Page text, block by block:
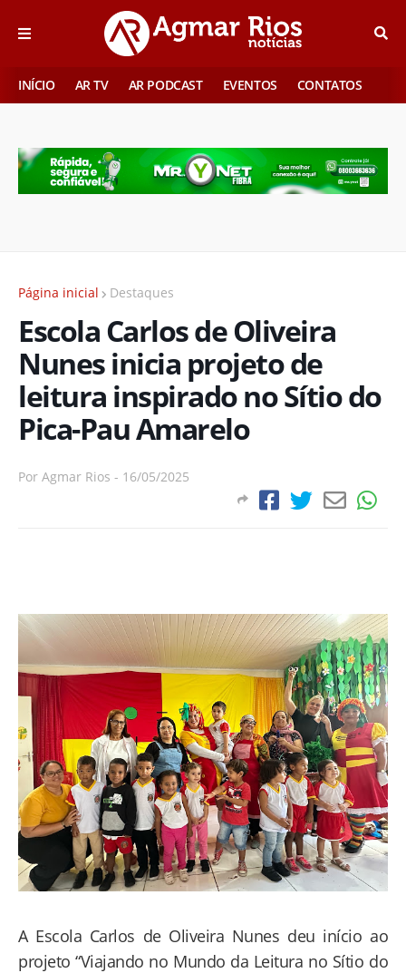
INÍCIO AR TV AR PODCAST EVENTOS CONTATOS
Página inicial Destaques
Escola Carlos de Oliveira
Nunes inicia projeto de
leitura inspirado no Sítio do
Pica-Pau Amarelo
Por Agmar Rios - 16/05/2025
A Escola Carlos de Oliveira Nunes deu início ao
projeto “Viajando no Mundo da Leitura no Sítio do